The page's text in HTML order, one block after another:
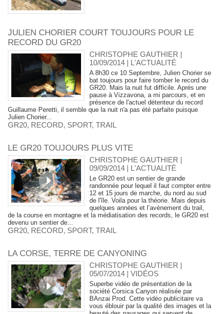
JULIEN CHORIER COURT TOUJOURS POUR LE
RECORD DU GR20
CHRISTOPHE GAUTHIER |
10/09/2014 | L'ACTUALITÉ
A 8h30 ce 10 Septembre, Julien Chorier se
bat toujours pour faire tomber le record du
GR20. Mais la nuit fut difficile. Aprés une
pause à Vizzavona, a mi parcours, et en
présence de l'actuel détenteur du record
Guillaume Peretti, il semble que la nuit n'a pas été parfaite puisque
Julien Chorier...
GR20, RECORD, SPORT, TRAIL
LE GR20 TOUJOURS PLUS VITE
CHRISTOPHE GAUTHIER |
09/09/2014 | L'ACTUALITÉ
Le GR20 est un sentier de grande
randonnée pour lequel il faut compter entre
12 et 15 jours de marche, du nord au sud
de l'île. Voila pour la théorie. Mais depuis
quelques années et l’avènement du trail,
de la course en montagne et la médiatisation des records, le GR20 est
devenu un sentier de...
GR20, RECORD, SPORT, TRAIL
LA CORSE, TERRE DE CANYONING
CHRISTOPHE GAUTHIER |
05/07/2014 |VIDÉOS
Superbe vidéo de présentation de la
société Corsica Canyon réalisée par
BAnzai Prod. Cette vidéo publicitaire va
vous éblouir par la qualité des images et la